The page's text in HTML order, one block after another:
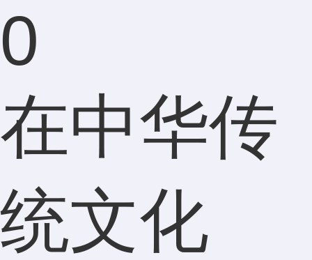
0
在中华传
统文化